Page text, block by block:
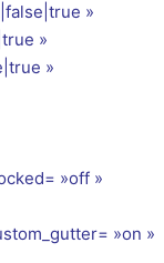
»
»
»
»off »
»on »